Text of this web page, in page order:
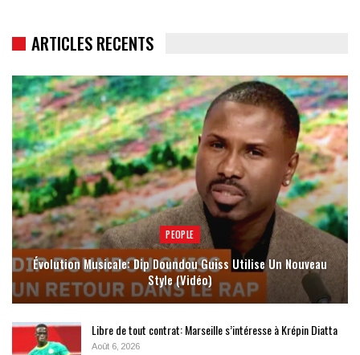
ARTICLES RECENTS
PEOPLE
Évolution Musicale: Dip Doundou Guiss Utilise Un Nouveau
Style (Vidéo)
Libre de tout contrat: Marseille s’intéresse à Krépin Diatta
Août 6, 2026